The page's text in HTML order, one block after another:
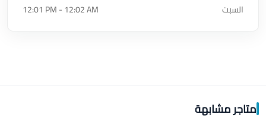
السبت
12:01 PM - 12:02 AM
متاجر مشابهة